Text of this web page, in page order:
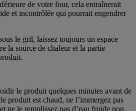
de votre four, cela entraînerait
et incontrôlée qui pourrait engendrer
le gril, laissez toujours un espace
la source de chaleur et la partie
le produit quelques minutes avant de
produit est chaud, ne l’immergez pas
ne le remplissez pas d’eau froide non